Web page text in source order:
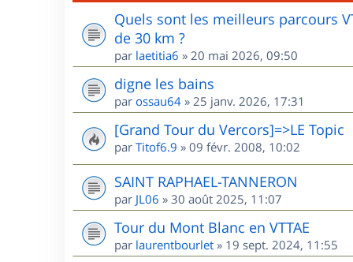
Quels sont les meilleurs parcours
de 30 km ?
par laetitia6 » 20 mai 2026, 09:50
digne les bains
par ossau64 » 25 janv. 2026, 17:31
[Grand Tour du Vercors]=>LE Topic
par Titof6.9 » 09 févr. 2008, 10:02
SAINT RAPHAEL-TANNERON
par JL06 » 30 août 2025, 11:07
Tour du Mont Blanc en VTTAE
par laurentbourlet » 19 sept. 2024, 11:55